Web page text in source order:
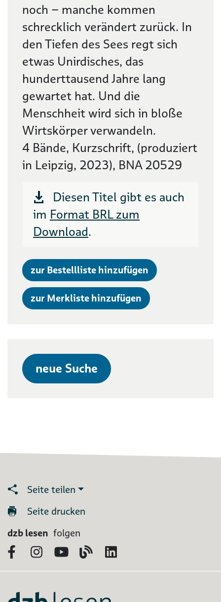
noch – manche kommen
schrecklich verändert zurück. In
den Tiefen des Sees regt sich
etwas Unirdisches, das
hunderttausend Jahre lang
gewartet hat. Und die
Menschheit wird sich in bloße
Wirtskörper verwandeln.
4 Bände, Kurzschrift, (produziert
in Leipzig, 2023), BNA 20529
Diesen Titel gibt es auch
im Format BRL zum
Download.
zur Bestellliste hinzufügen
zur Merkliste hinzufügen
neue Suche
Seite teilen
Seite drucken
dzb lesen folgen
FacebookInstagram
YouTubeBlog